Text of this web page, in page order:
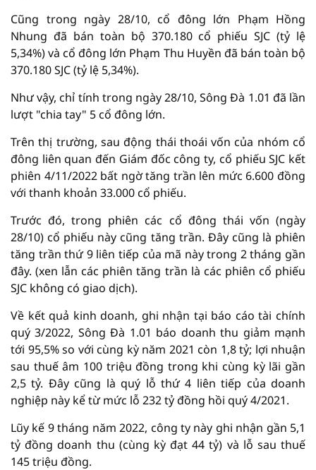
Cũng trong ngày 28/10, cổ đông lớn Phạm Hồng
Nhung đã bán toàn bộ 370.180 cổ phiếu SJC (tỷ lệ
5,34%) và cổ đông lớn Phạm Thu Huyền đã bán toàn bộ
370.180 SJC (tỷ lệ 5,34%).
Như vậy, chỉ tính trong ngày 28/10, Sông Đà 1.01 đã lần
lượt "chia tay" 5 cổ đông lớn.
Trên thị trường, sau động thái thoái vốn của nhóm cổ
đông liên quan đến Giám đốc công ty, cổ phiếu SJC kết
phiên 4/11/2022 bất ngờ tăng trần lên mức 6.600 đồng
với thanh khoản 33.000 cổ phiếu.
Trước đó, trong phiên các cổ đông thái vốn (ngày
28/10) cổ phiếu này cũng tăng trần. Đây cũng là phiên
tăng trần thứ 9 liên tiếp của mã này trong 2 tháng gần
đây. (xen lẫn các phiên tăng trần là các phiên cổ phiếu
SJC không có giao dịch).
Về kết quả kinh doanh, ghi nhận tại báo cáo tài chính
quý 3/2022, Sông Đà 1.01 báo doanh thu giảm mạnh
tới 95,5% so với cùng kỳ năm 2021 còn 1,8 tỷ; lợi nhuận
sau thuế âm 100 triệu đồng trong khi cùng kỳ lãi gần
2,5 tỷ. Đây cũng là quý lỗ thứ 4 liên tiếp của doanh
nghiệp này kể từ mức lỗ 232 tỷ đồng hồi quý 4/2021.
Lũy kế 9 tháng năm 2022, công ty này ghi nhận gần 5,1
tỷ đồng doanh thu (cùng kỳ đạt 44 tỷ) và lỗ sau thuế
145 triệu đồng.